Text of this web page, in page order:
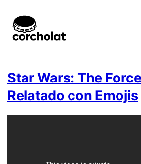
Star Wars: The
Relatado con Emojis